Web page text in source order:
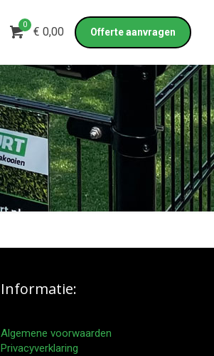
0
€ 0,00 Offerte aanvragen
Informatie:
Algemene voorwaarden
Privacyverklaring